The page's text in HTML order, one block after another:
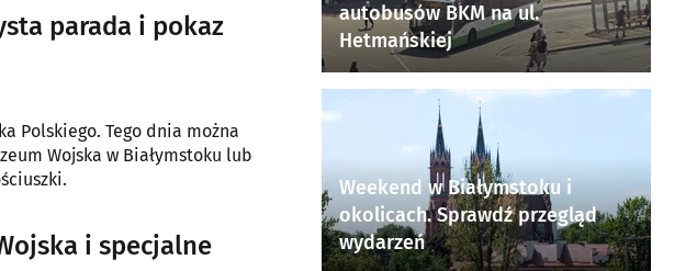
parada i pokaz
Polskiego. Tego dnia można
Wojska w Białymstoku lub
i specjalne
autobusów BKM na ul.
Hetmańskiej
Weekend w Białymstoku i
okolicach. Sprawdź przegląd
wydarzeń